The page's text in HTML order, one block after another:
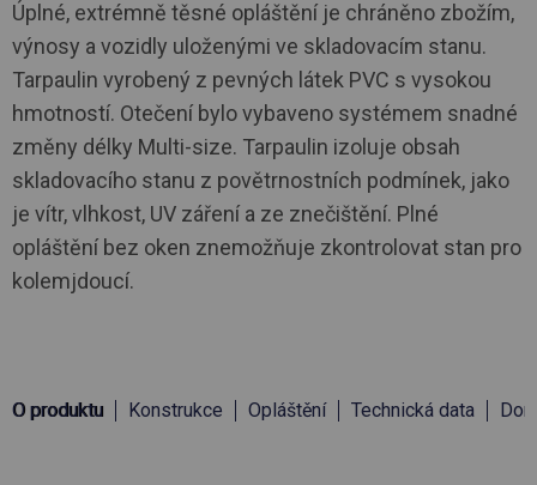
Úplné, extrémně těsné opláštění je chráněno zbožím,
výnosy a vozidly uloženými ve skladovacím stanu.
Tarpaulin vyrobený z pevných látek PVC s vysokou
hmotností. Otečení bylo vybaveno systémem snadné
změny délky Multi-size. Tarpaulin izoluje obsah
skladovacího stanu z povětrnostních podmínek, jako
je vítr, vlhkost, UV záření a ze znečištění. Plné
opláštění bez oken znemožňuje zkontrolovat stan pro
kolemjdoucí.
O produktu Konstrukce Opláštění Technická data